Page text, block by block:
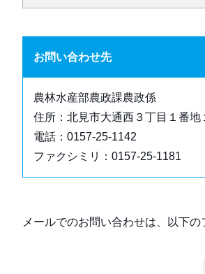
お問い合わせ先
農林水産部農政課農政係
住所：北見市大通西３丁目１番
電話：0157-25-1142
ファクシミリ：0157-25-1181
メールでのお問い合わせは、以下の